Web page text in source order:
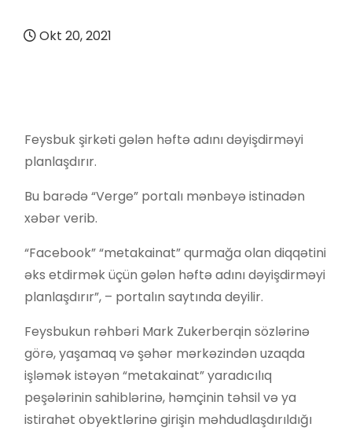
Okt 20, 2021
Feysbuk şirkəti gələn həftə adını dəyişdirməyi
planlaşdırır.
Bu barədə “Verge” portalı mənbəyə istinadən
xəbər verib.
“Facebook” “metakainat” qurmağa olan diqqətini
əks etdirmək üçün gələn həftə adını dəyişdirməyi
planlaşdırır”, – portalın saytında deyilir.
Feysbukun rəhbəri Mark Zukerberqin sözlərinə
görə, yaşamaq və şəhər mərkəzindən uzaqda
işləmək istəyən “metakainat” yaradıcılıq
peşələrinin sahiblərinə, həmçinin təhsil və ya
istirahət obyektlərinə girişin məhdudlaşdırıldığı